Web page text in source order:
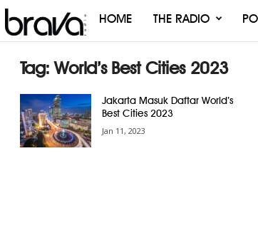
Brava
HOME THE RADIO
Tag: World’s Best Cities 2023
Jakarta Masuk Daftar World’s
Best Cities 2023
Jan 11, 2023